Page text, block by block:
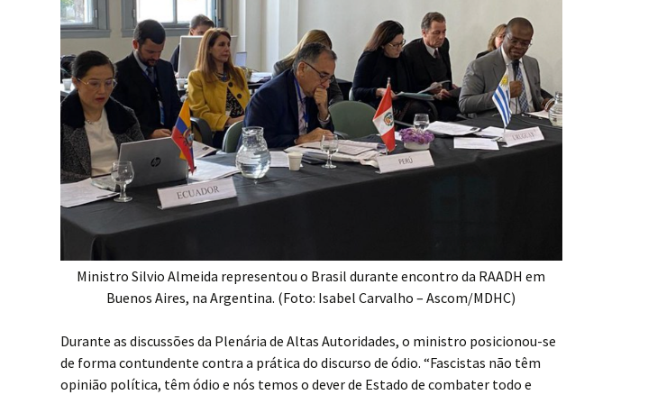
Ministro Silvio Almeida representou o Brasil durante encontro da RAADH em
Buenos Aires, na Argentina. (Foto: Isabel Carvalho – Ascom/MDHC)
Durante as discussões da Plenária de Altas Autoridades, o ministro posicionou-se
de forma contundente contra a prática do discurso de ódio. “Fascistas não têm
opinião política, têm ódio e nós temos o dever de Estado de combater todo e